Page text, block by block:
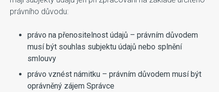
právního důvodu:
právo na přenositelnost údajů – právním důvodem
musí být souhlas subjektu údajů nebo splnění
smlouvy
právo vznést námitku – právním důvodem musí být
oprávněný zájem Správce